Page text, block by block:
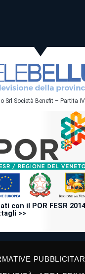
Srl Società Benefit – Partita
con il POR FESR
>>